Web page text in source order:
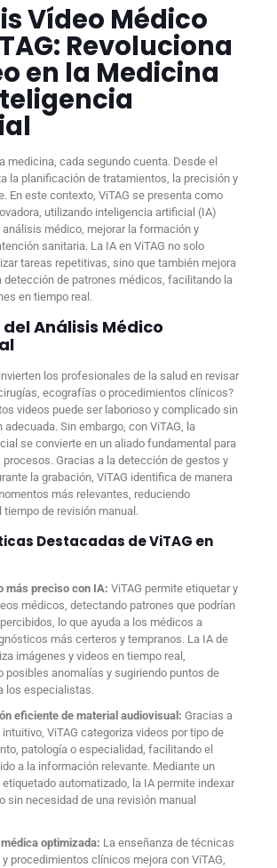
Vídeo Médico
Revoluciona
en la Medicina
medicina, cada segundo cuenta. Desde el
la planificación de tratamientos, la precisión y
En este contexto, ViTAG se presenta como
utilizando inteligencia artificial (IA)
análisis médico, mejorar la formación y
sanitaria. La IA en ViTAG no solo
tareas repetitivas, sino que también mejora
detección de patrones médicos, facilitando la
en tiempo real.
del Análisis Médico
los profesionales de la salud en revisar
ecografías o procedimientos clínicos?
videos puede ser laborioso y complicado sin
adecuada. Sin embargo, con ViTAG, la
se convierte en un aliado fundamental para
Gracias a la detección de gestos y
la grabación, ViTAG identifica de manera
más relevantes, reduciendo
de revisión manual.
Destacadas de ViTAG en
más preciso con IA: ViTAG permite etiquetar y
médicos, detectando patrones que podrían
lo que ayuda a los médicos a
más certeros y tempranos. La IA de
imágenes y videos en tiempo real,
posibles anomalías y sugiriendo puntos de
los especialistas.
eficiente de material audiovisual: Gracias a
ViTAG categoriza videos por tipo de
patología o especialidad, facilitando el
a la información relevante. Mediante un
automatizado, la IA permite indexar
sin necesidad de una revisión manual
optimizada: La enseñanza de técnicas
procedimientos clínicos mejora con ViTAG,